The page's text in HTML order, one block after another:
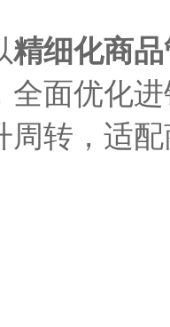
精细化商
全面优化
周转，适